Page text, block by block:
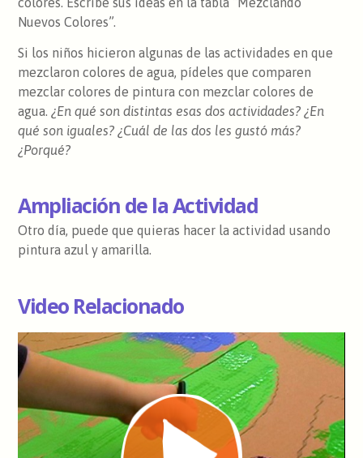
Nuevos Colores”.
Si los niños hicieron algunas de las actividades en que
mezclaron colores de agua, pídeles que comparen
mezclar colores de pintura con mezclar colores de
agua. ¿En qué son distintas esas dos actividades? ¿En
qué son iguales? ¿Cuál de las dos les gustó más?
¿Porqué?
Ampliación de la Actividad
Otro día, puede que quieras hacer la actividad usando
pintura azul y amarilla.
Video Relacionado